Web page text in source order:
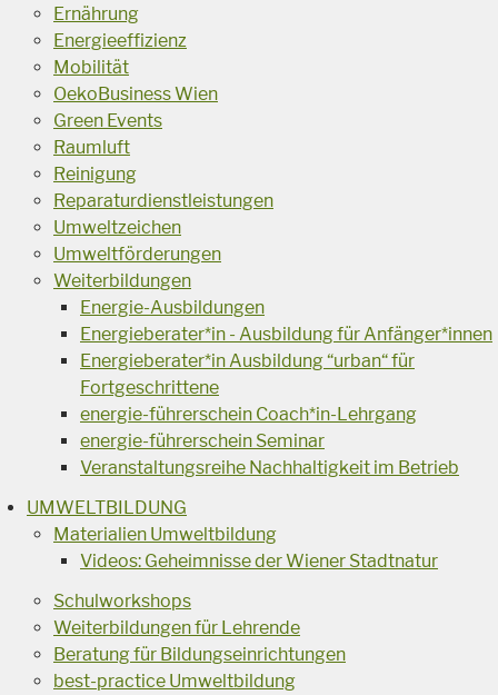
Ernährung
Energieeffizienz
Mobilität
OekoBusiness Wien
Green Events
Raumluft
Reinigung
Reparaturdienstleistungen
Umweltzeichen
Umweltförderungen
Weiterbildungen
Energie-Ausbildungen
Energieberater*in - Ausbildung für Anfänger*innen
Energieberater*in Ausbildung “urban“ für
Fortgeschrittene
energie-führerschein Coach*in-Lehrgang
energie-führerschein Seminar
Veranstaltungsreihe Nachhaltigkeit im Betrieb
UMWELTBILDUNG
Materialien Umweltbildung
Videos: Geheimnisse der Wiener Stadtnatur
Schulworkshops
Weiterbildungen für Lehrende
Beratung für Bildungseinrichtungen
best-practice Umweltbildung